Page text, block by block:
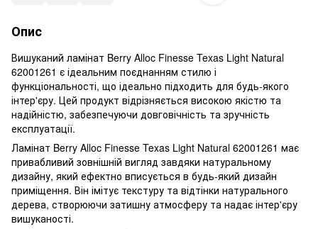
Опис
Вишуканий ламінат Berry Alloc Finesse Texas Light Natural
62001261 ​​є ідеальним поєднанням стилю і
функціональності, що ідеально підходить для будь-якого
інтер'єру. Цей продукт відрізняється високою якістю та
надійністю, забезпечуючи довговічність та зручність
експлуатації.
Ламінат Berry Alloc Finesse Texas Light Natural 62001261 ​​має
привабливий зовнішній вигляд завдяки натуральному
дизайну, який ефектно вписується в будь-який дизайн
приміщення. Він імітує текстуру та відтінки натурального
дерева, створюючи затишну атмосферу та надає інтер'єру
вишуканості.